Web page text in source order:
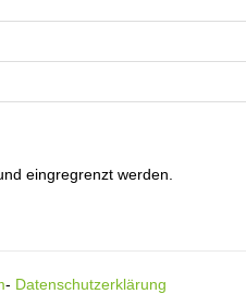
eingregrenzt werden.
- Datenschutzerklärung